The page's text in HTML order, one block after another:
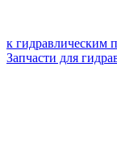
к гидравлическим
Запчасти для